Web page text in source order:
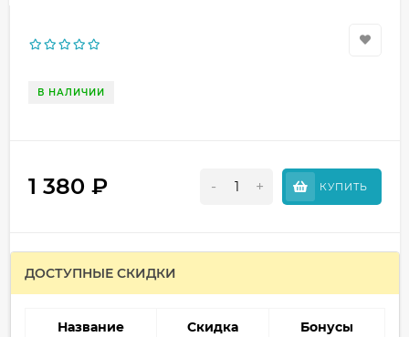
В НАЛИЧИИ
1 380 ₽ - + КУПИТЬ
ДОСТУПНЫЕ СКИДКИ
Название Скидка Бонусы